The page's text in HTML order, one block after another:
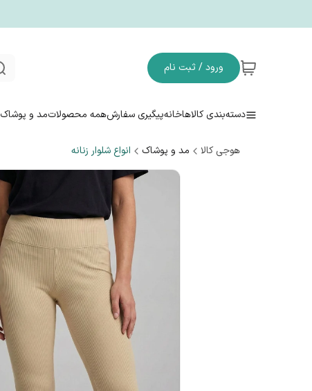
ورود / ثبت نام
دسته‌بندی کالاهاخانهپیگیری سفارشهمه محصولاتمد و پوشاک
هوجی کالا مد و پوشاک انواع شلوار زنانه